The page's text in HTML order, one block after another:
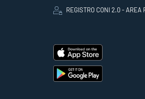
REGISTRO CONI 2.0 - AREA